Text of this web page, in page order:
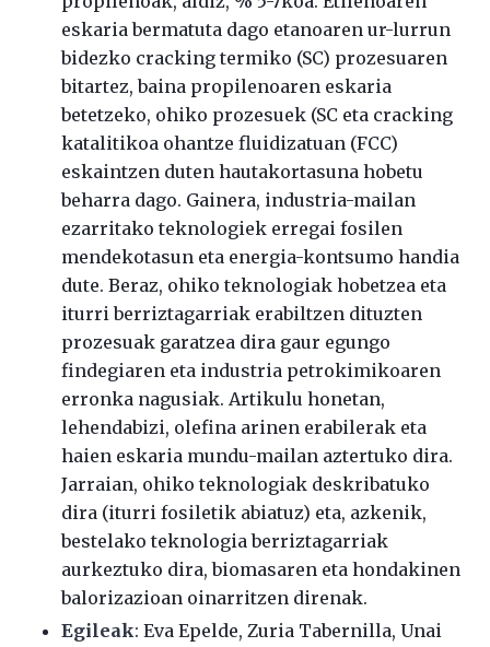
eskaria bermatuta dago etanoaren ur-lurrun
bidezko cracking termiko (SC) prozesuaren
bitartez, baina propilenoaren eskaria
betetzeko, ohiko prozesuek (SC eta cracking
katalitikoa ohantze fluidizatuan (FCC)
eskaintzen duten hautakortasuna hobetu
beharra dago. Gainera, industria-mailan
ezarritako teknologiek erregai fosilen
mendekotasun eta energia-kontsumo handia
dute. Beraz, ohiko teknologiak hobetzea eta
iturri berriztagarriak erabiltzen dituzten
prozesuak garatzea dira gaur egungo
findegiaren eta industria petrokimikoaren
erronka nagusiak. Artikulu honetan,
lehendabizi, olefina arinen erabilerak eta
haien eskaria mundu-mailan aztertuko dira.
Jarraian, ohiko teknologiak deskribatuko
dira (iturri fosiletik abiatuz) eta, azkenik,
bestelako teknologia berriztagarriak
aurkeztuko dira, biomasaren eta hondakinen
balorizazioan oinarritzen direnak.
Egileak: Eva Epelde, Zuria Tabernilla, Unai